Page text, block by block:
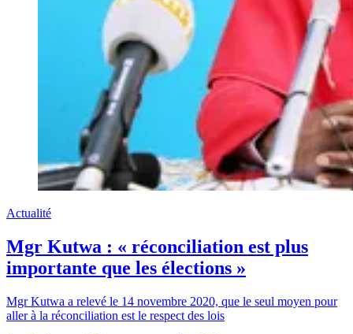
Actualité
Mgr Kutwa : « réconciliation est plus
importante que les élections »
Mgr Kutwa a relevé le 14 novembre 2020, que le seul moyen pour
aller à la réconciliation est le respect des lois